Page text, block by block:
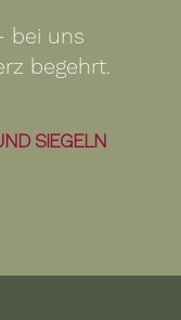
bei uns
begehrt.
SIEGELN